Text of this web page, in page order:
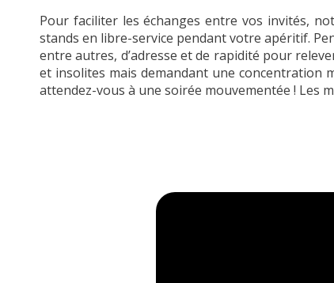
Pour faciliter les échanges entre vos invités,
stands en libre-service pendant votre apéritif.
entre autres, d’adresse et de rapidité pour
et insolites mais demandant une concentration
attendez-vous à une soirée mouvementée ! Les